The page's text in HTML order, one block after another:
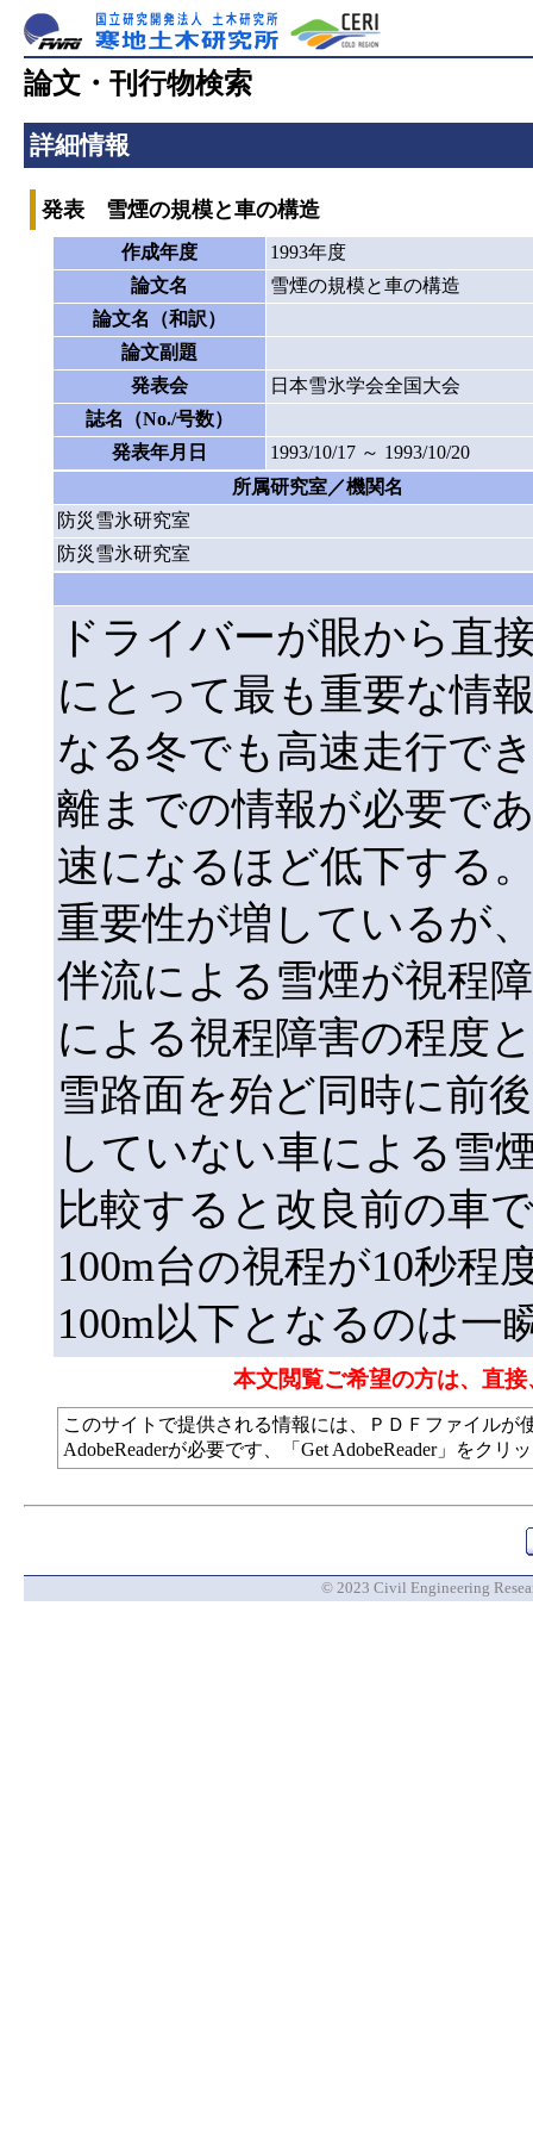
論文・刊行物検索
詳細情報
発表 雪煙の規模と車の構造
作成年度
1993年度
論文名
雪煙の規模と車の構造
論文名（和訳）
論文副題
発表会
日本雪氷学会全国大会
誌名（No./号数）
発表年月日
1993/10/17 ～ 1993/10/20
所属研究室／機関名
防災雪氷研究室
防災雪氷研究室
ドライバーが眼から直
にとって最も重要な情
なる冬でも高速走行で
離までの情報が必要で
速になるほど低下する
重要性が増しているが
伴流による雪煙が視程
による視程障害の程度
雪路面を殆ど同時に前
していない車による雪
比較すると改良前の車
100m台の視程が10秒程
100m以下となるのは一
本文閲覧ご希望の方は、直
このサイトで提供される情報には、ＰＤＦファイル
AdobeReaderが必要です、「Get AdobeReader」をク
© 2023 Civil Engineering